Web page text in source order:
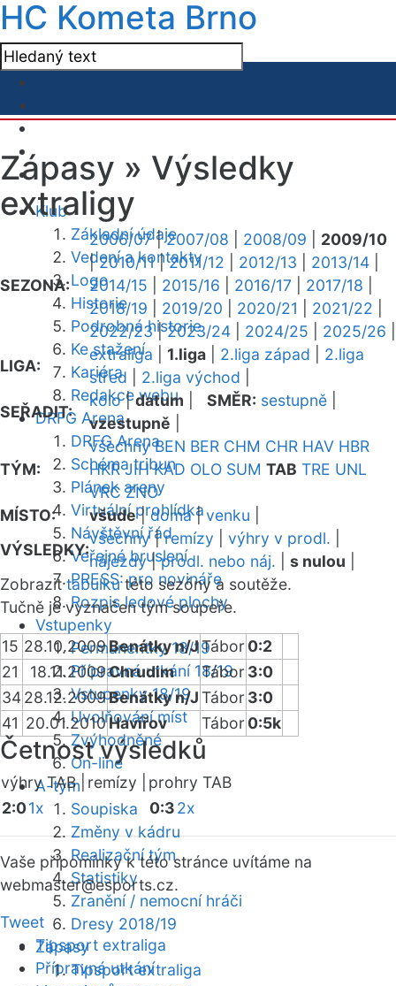
HC Kometa Brno
Klub
Základní údaje
Vedení a kontakty
Logo
Historie
Podrobná historie
Ke stažení
Kariéra
Redakce webu
DRFG Arena
DRFG Arena
Schéma tribun
Plánek areny
Virtuální prohlídka
Návštěvní řád
Veřejné bruslení
PRESS: pro novináře
Rozpis ledové plochy
Vstupenky
Permanentky 18/19
Přípravná utkání 18/19
Vstupenky 18/19
Uvolňování míst
Zvýhodněné
On-line
A-tým
Soupiska
Změny v kádru
Realizační tým
Statistiky
Zranění / nemocní hráči
Dresy 2018/19
Zápasy
Tipsport extraliga
Zápasy » Výsledky
extraligy
SEZONA:
2006/07|2007/08 2008/09
2009/10
|2010/11|2011/12 2012/13 2013/14
2014/15
2015/16 2016/17 2017/18
2018/19
2019/20 2020/21 2021/22
2022/23|2023/24 2024/25 2025/26
LIGA:
extraliga 1.liga 2.liga západ
2.liga
střed
2.liga východ
SEŘADIT:
kolo|datum SMĚR: sestupně
vzestupně
TÝM:
všechny BEN BER CHM CHR HAV HBR
HKR JIH KAD OLO SUM TAB TRE UNL
VRC ZNO
MÍSTO:
všude|doma|venku
VÝSLEDKY:
všechny|remízy výhry v prodl.
nájezdy|prodl. nebo náj. s nulou
Zobrazittabulkutéto sezóny a soutěže.
Tučně je vyznačen tým soupeře.
15 28.10.2009Benátky n/JTábor 0:2
21
18.11.2009Chrudim Tábor 3:0
3428.12.2009Benátky n/JTábor 3:0
41 20.01.2010Havířov Tábor 0:5k
Četnost výsledků
výhry TAB | remízy |
prohry TAB
2:01x 0:32x
Vaše připomínky k této stránce uvítáme na
webmaster@esports.cz.
Tweet
Tipsport extraliga
Přípravná utkání